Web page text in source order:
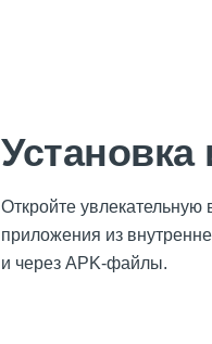
Откройте
приложения из
и через APK-файлы.